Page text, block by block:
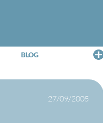
BLOG
27/09/2005